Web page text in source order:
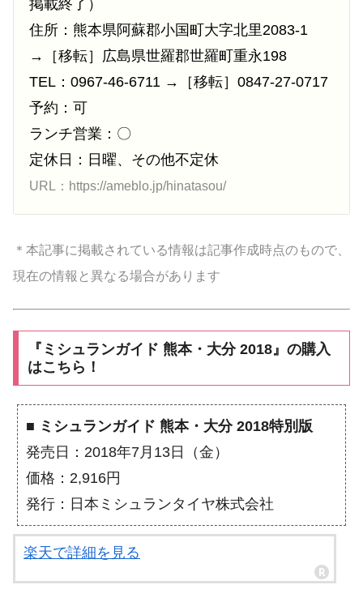
掲載終了）
住所：熊本県阿蘇郡小国町大字北里2083-1
→［移転］広島県世羅郡世羅町重永198
TEL：0967-46-6711 →［移転］0847-27-0717
予約：可
ランチ営業：〇
定休日：日曜、その他不定休
URL：https://ameblo.jp/hinatasou/
＊本記事に掲載されている情報は記事作成時点のもので、
現在の情報と異なる場合があります
『ミシュランガイド 熊本・大分 2018』の購入
はこちら！
■ ミシュランガイド 熊本・大分 2018特別版
発売日：2018年7月13日（金）
価格：2,916円
発行：日本ミシュランタイヤ株式会社
楽天で詳細を見る